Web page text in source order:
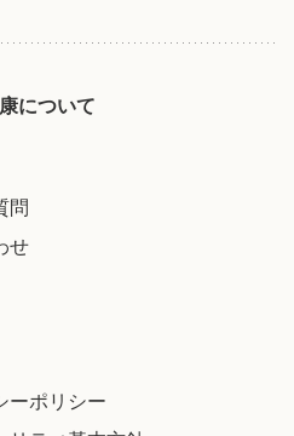
について
問
せ
ーポリシー